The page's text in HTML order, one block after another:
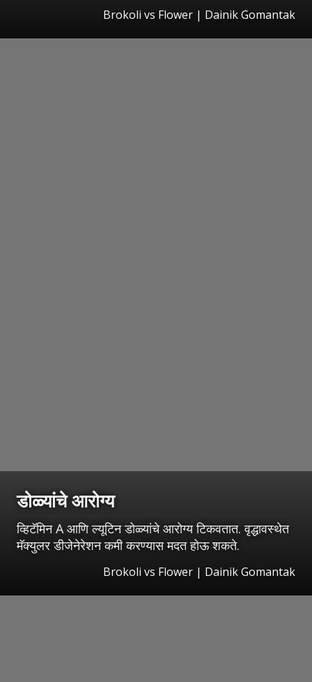
Brokoli vs Flower | Dainik Gomantak
डोळ्यांचे आरोग्य
व्हिटॅमिन A आणि ल्यूटिन डोळ्यांचे आरोग्य टिकवतात. वृद्धावस्थेत
मॅक्युलर डीजेनेरेशन कमी करण्यास मदत होऊ शकते.
Brokoli vs Flower | Dainik Gomantak